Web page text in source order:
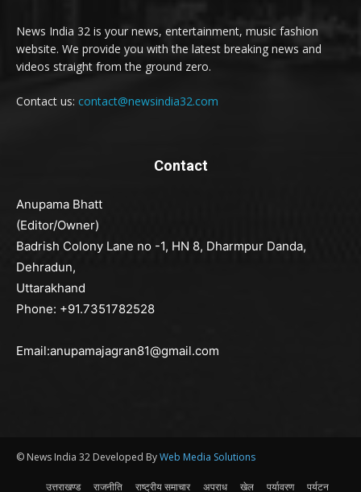
News India 32 is your news, entertainment, music fashion
website. We provide you with the latest breaking news and
videos straight from the ground zero.
Contact us: contact@newsindia32.com
Contact
Anupama Bhatt
(Editor/Owner)
Badrish Colony Lane no -1, HN 8, Dharmpur Danda,
Dehradun,
Uttarakhand
Phone: +91.7351782528
Email:anupamajagran81@gmail.com
© News India 32 Developed ByWeb Media Solutions
उत्तराखण्ड राजनीति राष्ट्रीय समाचार अपराध खेल पर्यावरण पर्यटन